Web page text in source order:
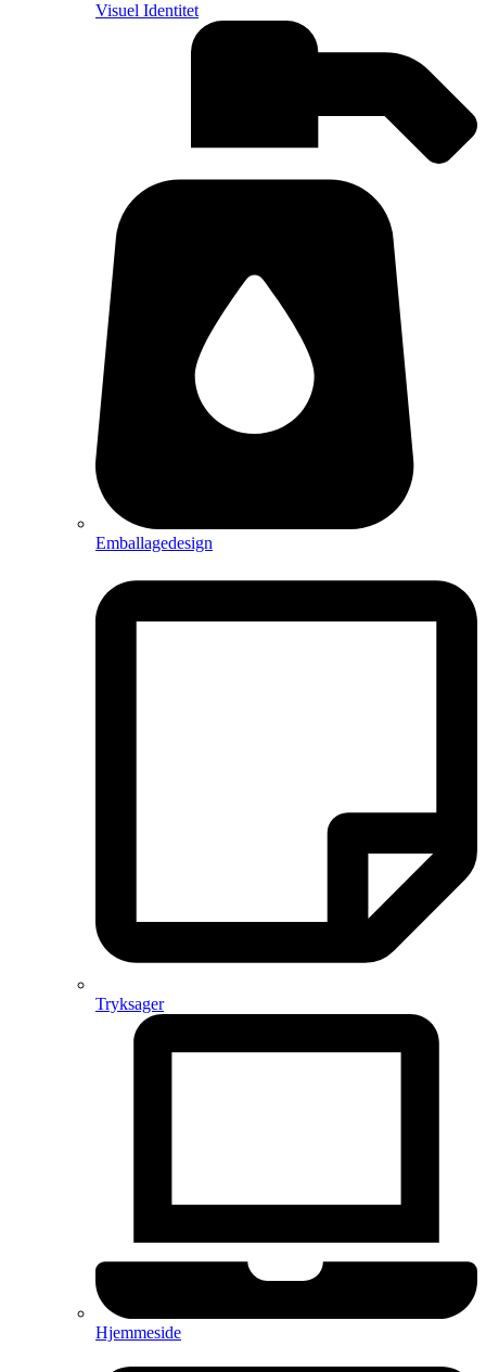
Visuel Identitet
Emballagedesign
Tryksager
Hjemmeside